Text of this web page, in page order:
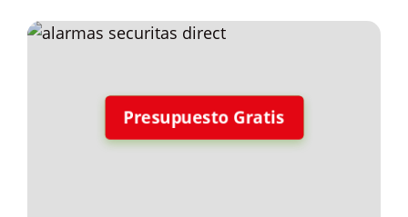
Presupuesto Gratis